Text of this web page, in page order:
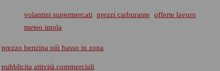
volantini supermercati prezzi carburante
offerte lavoro
meteo imola
prezzo benzina più basso in zona
pubblicita attività commerciali